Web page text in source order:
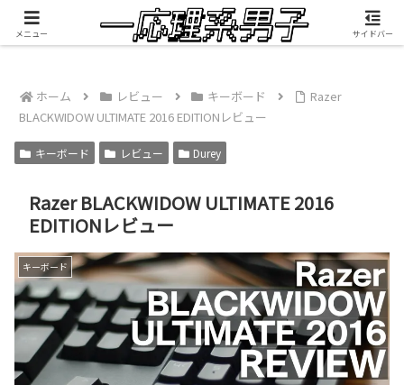
積雲が映像制作したMV『RANGEFINDER』公開中
ホーム レビュー キーボード
Razer
BLACKWIDOW ULTIMATE 2016 EDITIONレビュー
キーボード レビュー Durey
Razer BLACKWIDOW ULTIMATE 2016
EDITIONレビュー
キーボード
メニュー サイドバー